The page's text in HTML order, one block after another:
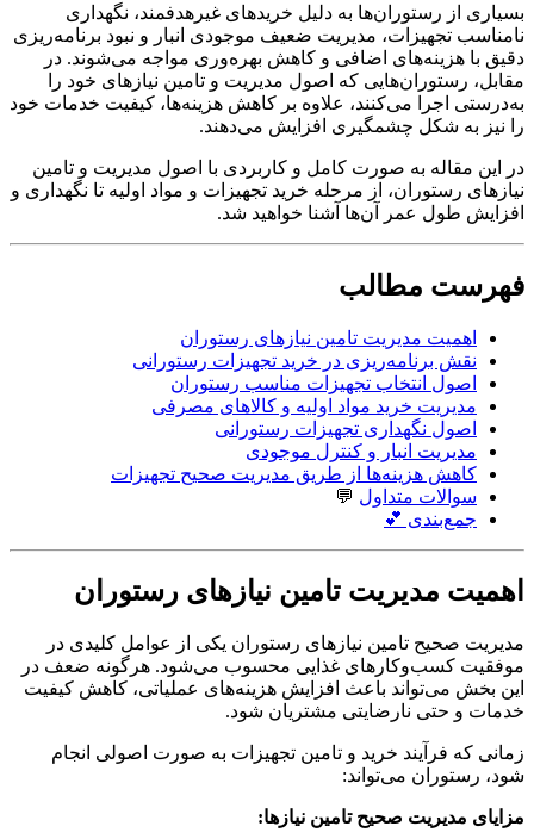
بسیاری از رستوران‌ها به دلیل خریدهای غیرهدفمند، نگهداری
نامناسب تجهیزات، مدیریت ضعیف موجودی انبار و نبود برنامه‌ریزی
دقیق با هزینه‌های اضافی و کاهش بهره‌وری مواجه می‌شوند. در
مقابل، رستوران‌هایی که اصول مدیریت و تامین نیازهای خود را
به‌درستی اجرا می‌کنند، علاوه بر کاهش هزینه‌ها، کیفیت خدمات خود
را نیز به شکل چشمگیری افزایش می‌دهند.
در این مقاله به صورت کامل و کاربردی با اصول مدیریت و تامین
نیازهای رستوران، از مرحله خرید تجهیزات و مواد اولیه تا نگهداری و
افزایش طول عمر آن‌ها آشنا خواهید شد.
فهرست مطالب
اهمیت مدیریت تامین نیازهای رستوران
نقش برنامه‌ریزی در خرید تجهیزات رستورانی
اصول انتخاب تجهیزات مناسب رستوران
مدیریت خرید مواد اولیه و کالاهای مصرفی
اصول نگهداری تجهیزات رستورانی
مدیریت انبار و کنترل موجودی
کاهش هزینه‌ها از طریق مدیریت صحیح تجهیزات
سوالات متداول 💬
جمع‌بندی 💕
اهمیت مدیریت تامین نیازهای رستوران
مدیریت صحیح تامین نیازهای رستوران یکی از عوامل کلیدی در
موفقیت کسب‌وکارهای غذایی محسوب می‌شود. هرگونه ضعف در
این بخش می‌تواند باعث افزایش هزینه‌های عملیاتی، کاهش کیفیت
خدمات و حتی نارضایتی مشتریان شود.
زمانی که فرآیند خرید و تامین تجهیزات به صورت اصولی انجام
شود، رستوران می‌تواند:
مزایای مدیریت صحیح تامین نیازها: